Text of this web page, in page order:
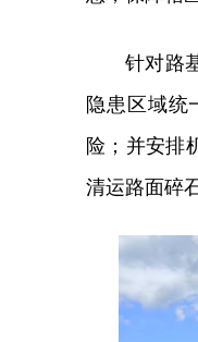
针对路
隐患区域统
险；并安排
清运路面碎